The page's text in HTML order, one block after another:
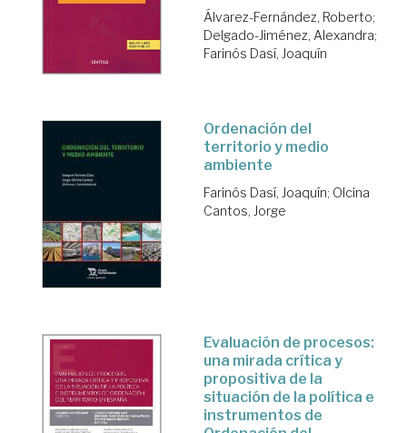
Álvarez-Fernández, Roberto;
Delgado-Jiménez, Alexandra;
Farinós Dasí, Joaquín
Ordenación del
territorio y medio
ambiente
Farinós Dasí, Joaquín; Olcina
Cantos, Jorge
Evaluación de procesos:
una mirada crítica y
propositiva de la
situación de la política e
instrumentos de